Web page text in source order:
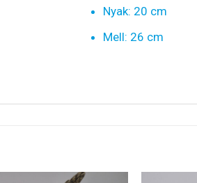
Nyak: 20 cm
Mell: 26 cm